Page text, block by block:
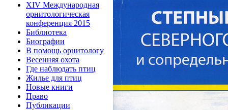
XIV Международная
орнитологическая
конференция 2015
Библиотека
Биографии
В помощь орнитологу
Весенняя охота
Где наблюдать птиц
Жилье для птиц
Новые книги
Право
Публикации